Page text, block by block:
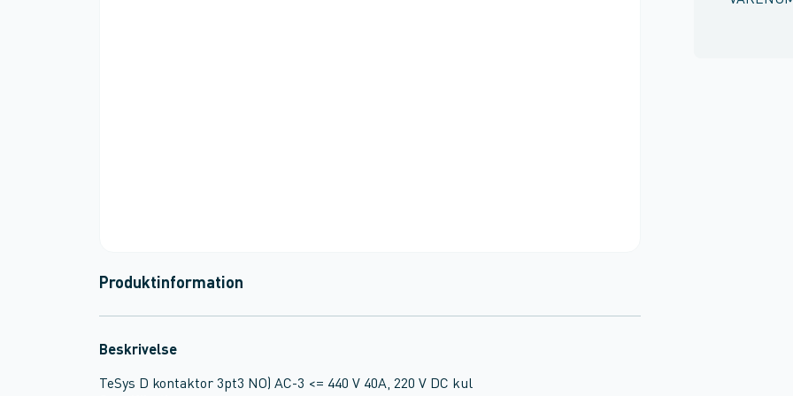
Produktinformation
Beskrivelse
TeSys D kontaktor 3pt3 NO) AC-3 <= 440 V 40A, 220 V DC kul